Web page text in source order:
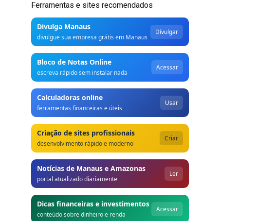
Ferramentas e sites recomendados
Divulga Manaus
divulgue sua empresa grátis em Manaus
Divulgar
Bloco de Notas Online
escreva rápido sem instalar nada
Acessar
Calculadoras online
ferramentas financeiras e úteis
Usar
Criação de sites profissionais
desenvolvimento rápido e moderno
Criar
Notícias de Manaus e Amazonas
portal atualizado diariamente
Ler
Dicas financeiras e investimentos
conteúdo sobre dinheiro e renda
Acessar